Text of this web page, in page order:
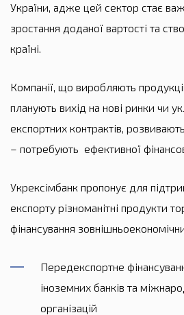
України, адже цей сектор стає
зростання доданої вартості та
країні.
Компанії, що виробляють
планують вихід на нові ринки чи
експортних контрактів,
– потребують ефективної
Укрексімбанк пропонує для
експорту різноманітні продукти
фінансування
Передекспортне
іноземних банків та
організацій